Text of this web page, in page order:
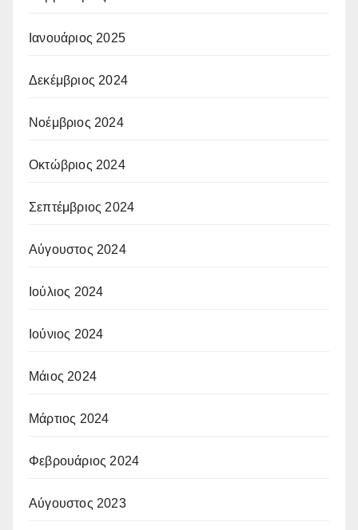
Ιανουάριος 2025
Δεκέμβριος 2024
Νοέμβριος 2024
Οκτώβριος 2024
Σεπτέμβριος 2024
Αύγουστος 2024
Ιούλιος 2024
Ιούνιος 2024
Μάιος 2024
Μάρτιος 2024
Φεβρουάριος 2024
Αύγουστος 2023